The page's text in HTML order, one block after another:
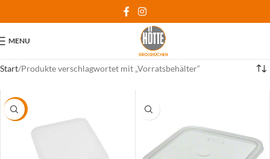
MENU
Start Produkte verschlagwortet mit „Vorratsbehälter“
-42%